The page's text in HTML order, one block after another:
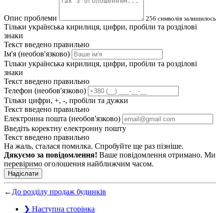
Опис проблеми 256 символів залишилось
Тільки українська кирилиця, цифри, пробіли та розділові
знаки
Текст введено правильно
Ім'я (необов'язково)
Тільки українська кирилиця, цифри, пробіли та розділові
знаки
Текст введено правильно
Телефон (необов'язково)
Тільки цифри, +, -, пробіли та дужки
Текст введено правильно
Електронна пошта (необов'язково)
Введіть коректну електронну пошту
Текст введено правильно
На жаль, сталася помилка. Спробуйте ще раз пізніше.
Дякуємо за повідомлення! Ваше повідомлення отримано. Ми
перевіримо оголошення найближчим часом.
Надіслати
← До розділу продаж будинків
❯ Наступна сторінка